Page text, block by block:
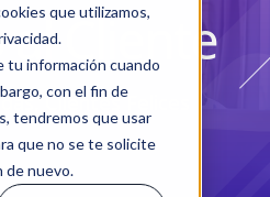
que utilizamos,
tu información cuando
con el fin de
tendremos que usar
que no se te solicite
de nuevo.
Cliente
Clientes Felices